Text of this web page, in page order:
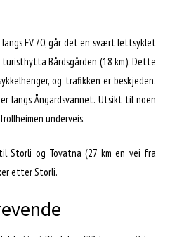
FV.70, går det en svært lettsyklet
Bårdsgården (18 km). Dette
og trafikken er beskjeden.
langs Ångardsvannet. Utsikt til noen
underveis.
Storli og Tovatna (27 km en vei fra
etter Storli.